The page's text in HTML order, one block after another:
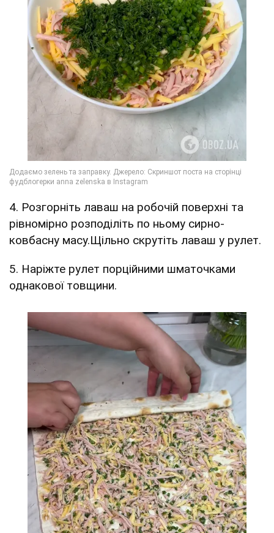
4. Розгорніть лаваш на робочій поверхні та
рівномірно розподіліть по ньому сирно-
ковбасну масу.Щільно скрутіть лаваш у рулет.
5. Наріжте рулет порційними шматочками
однакової товщини.